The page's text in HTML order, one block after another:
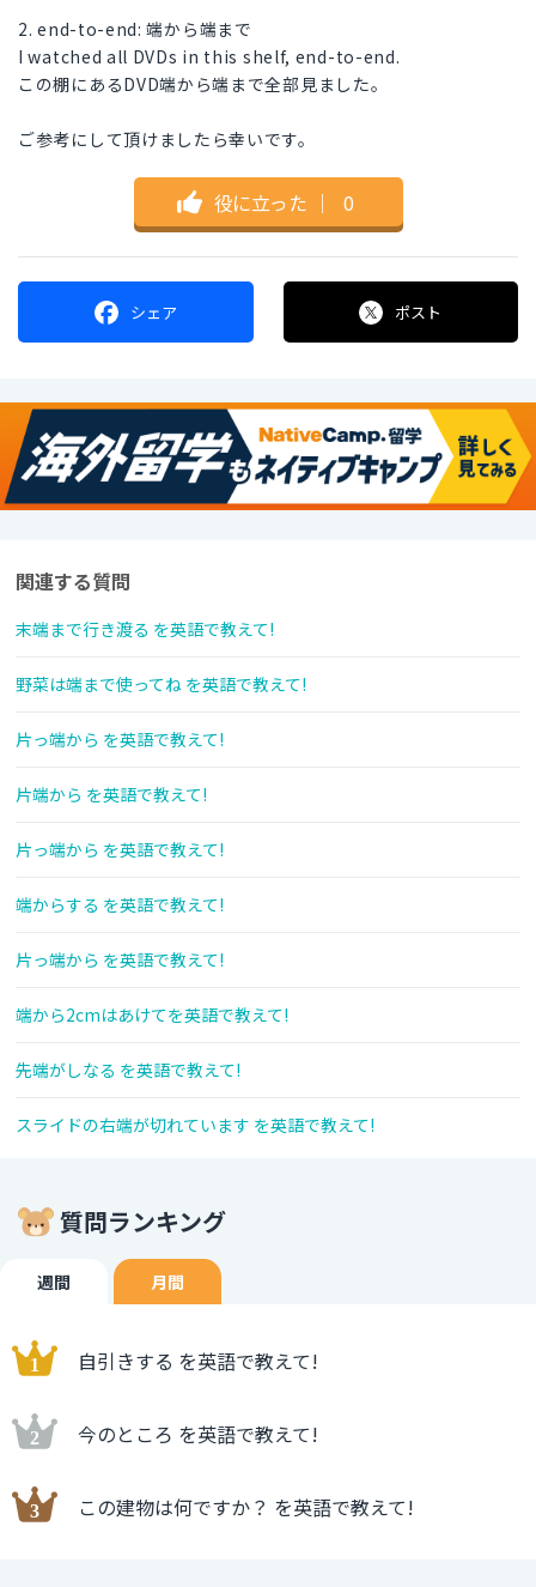
2. end-to-end: 端から端まで
I watched all DVDs in this shelf, end-to-end.
この棚にあるDVD端から端まで全部見ました。
ご参考にして頂けましたら幸いです。
役に立った ｜ 0
シェア ポスト
関連する質問
末端まで行き渡る を英語で教えて!
野菜は端まで使ってね を英語で教えて!
片っ端から を英語で教えて!
片端から を英語で教えて!
片っ端から を英語で教えて!
端からする を英語で教えて!
片っ端から を英語で教えて!
端から2cmはあけてを英語で教えて!
先端がしなる を英語で教えて!
スライドの右端が切れています を英語で教えて!
質問ランキング
週間 月間
自引きする を英語で教えて!
今のところ を英語で教えて!
この建物は何ですか？ を英語で教えて!